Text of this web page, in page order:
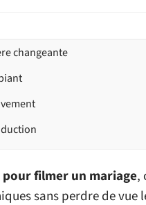
changeante
pour filmer un mariage,
sans perdre de